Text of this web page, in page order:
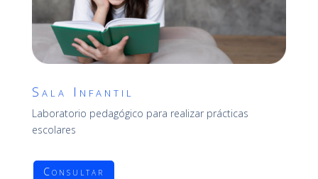
Sala Infantil
Laboratorio pedagógico para realizar prácticas
escolares
Consultar